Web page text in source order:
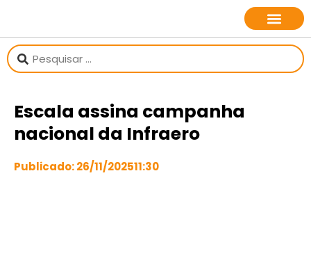
Escala assina campanha
nacional da Infraero
Publicado:26/11/202511:30